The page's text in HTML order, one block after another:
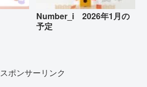
Number_i 2026年1月の
予定
スポンサーリンク